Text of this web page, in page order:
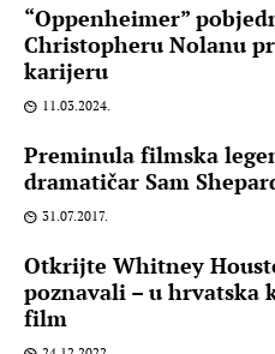
“Oppenheimer”
Christopheru Nolanu
karijeru
11.03.2024.
Preminula filmska
dramatičar Sam
31.07.2017.
Otkrijte Whitney
poznavali – u hrvatska
film